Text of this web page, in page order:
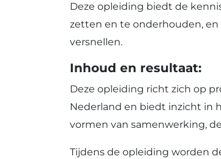
Deze opleiding biedt de
zetten en te onderhouden,
versnellen.
Inhoud en resultaat:
Deze opleiding richt zich op
Nederland en biedt inzicht in
vormen van samenwerking,
Tijdens de opleiding worden